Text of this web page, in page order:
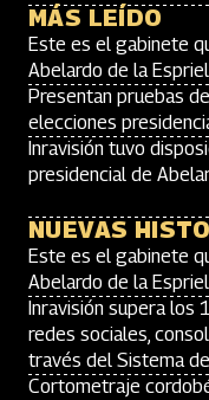
MÁS LEÍDO
Este es el gabinete
Abelardo de la
Presentan pruebas
elecciones
Inravisión tuvo
presidencial de
NUEVAS
Este es el gabinete
Abelardo de la
Inravisión supera los
redes sociales,
través del Sistema
Cortometraje